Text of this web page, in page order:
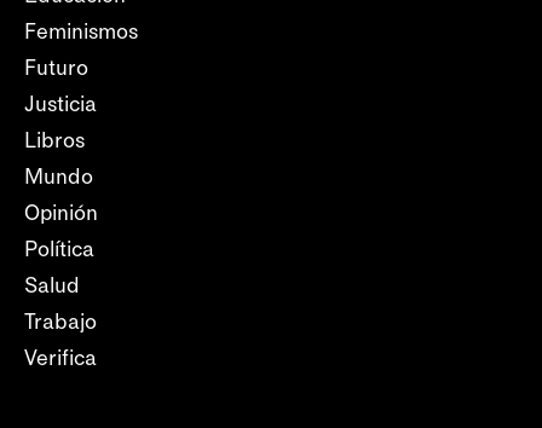
Feminismos
Futuro
Justicia
Libros
Mundo
Opinión
Política
Salud
Trabajo
Verifica